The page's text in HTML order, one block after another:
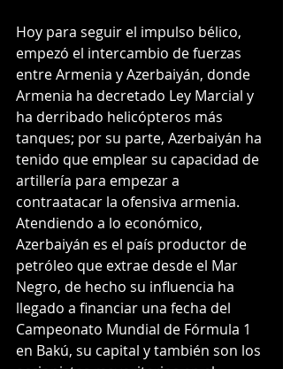
Hoy para seguir el impulso bélico,
empezó el intercambio de fuerzas
entre Armenia y Azerbaiyán, donde
Armenia ha decretado Ley Marcial y
ha derribado helicópteros más
tanques; por su parte, Azerbaiyán ha
tenido que emplear su capacidad de
artillería para empezar a
contraatacar la ofensiva armenia.
Atendiendo a lo económico,
Azerbaiyán es el país productor de
petróleo que extrae desde el Mar
Negro, de hecho su influencia ha
llegado a financiar una fecha del
Campeonato Mundial de Fórmula 1
en Bakú, su capital y también son los